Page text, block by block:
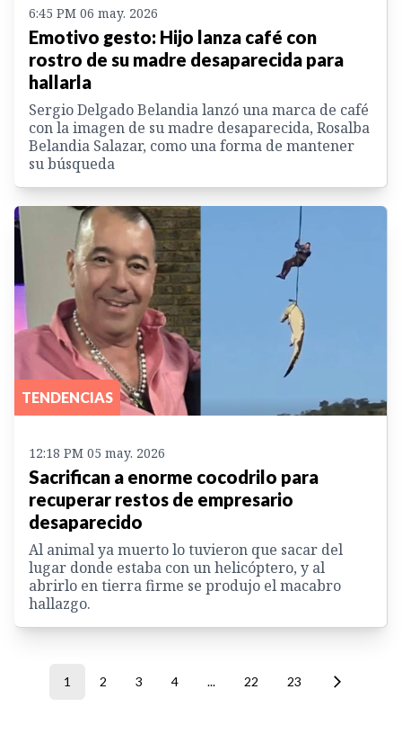
6:45 PM 06 may. 2026
Emotivo gesto: Hijo lanza café con
rostro de su madre desaparecida para
hallarla
Sergio Delgado Belandia lanzó una marca de café
con la imagen de su madre desaparecida, Rosalba
Belandia Salazar, como una forma de mantener
su búsqueda
TENDENCIAS
12:18 PM 05 may. 2026
Sacrifican a enorme cocodrilo para
recuperar restos de empresario
desaparecido
Al animal ya muerto lo tuvieron que sacar del
lugar donde estaba con un helicóptero, y al
abrirlo en tierra firme se produjo el macabro
hallazgo.
1 2 3 4 ... 22 23